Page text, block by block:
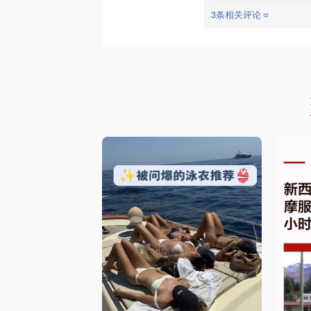
3条相关评论